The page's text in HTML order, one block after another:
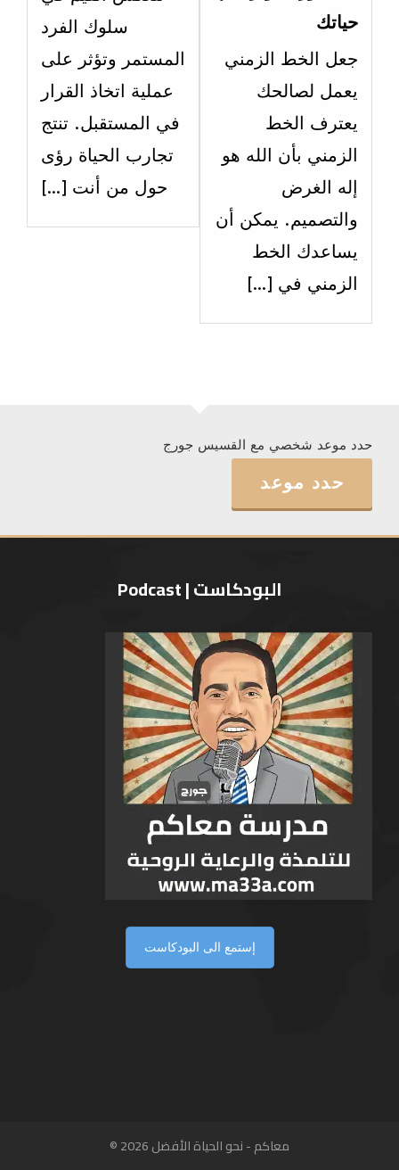
حياتك
جعل الخط الزمني
يعمل لصالحك
يعترف الخط
الزمني بأن الله هو
إله الغرض
والتصميم. يمكن أن
يساعدك الخط
الزمني في […]
مرحلة
سلوك الفرد
المستمر وتؤثر على
عملية اتخاذ القرار
في المستقبل. تنتج
تجارب الحياة رؤى
حول من أنت […]
2
حدد موعد شخصي مع القسيس جورج
حدد موعد
البودكاست | Podcast
إستمع الى البودكاست
معاكم - نحو الحياة الأفضل 2026 ©